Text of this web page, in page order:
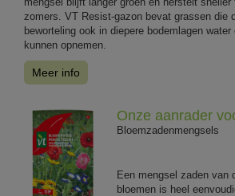
zomers. VT Resist-gazon bevat grassen die
beworteling ook in diepere bodemlagen
kunnen opnemen.
Meer info
Onze aanrader
Bloemzadenmengsels
Een mengsel zaden van
bloemen is heel